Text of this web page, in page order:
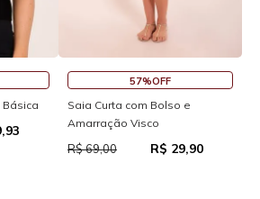
57%OFF
Saia Curta com Bolso e
Amarração Visco
R$ 69,00 R$ 29,90